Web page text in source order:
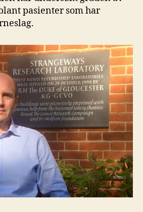
pasienter som har